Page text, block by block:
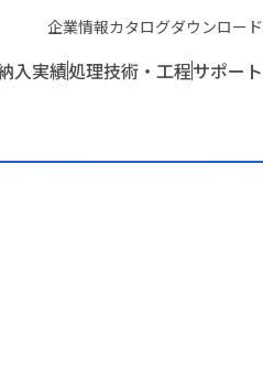
企業情報カタログダウンロード
入実績処理技術・工程サポート